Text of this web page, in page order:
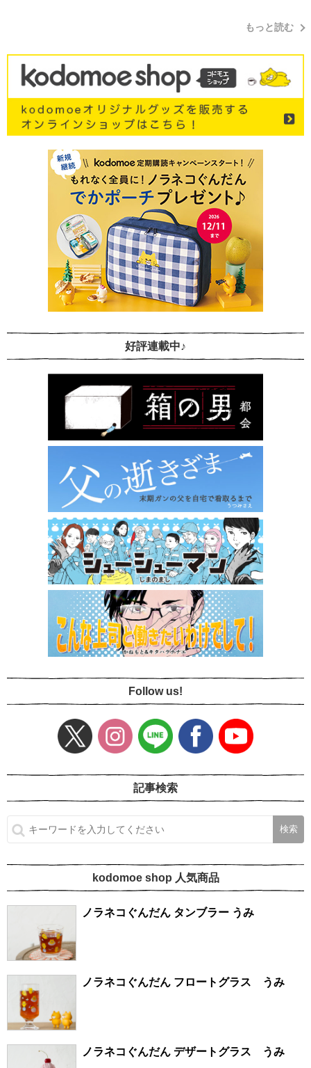
もっと読む
好評連載中♪
Follow us!
記事検索
kodomoe shop 人気商品
ノラネコぐんだん タンブラー うみ
ノラネコぐんだん フロートグラス うみ
ノラネコぐんだん デザートグラス うみ